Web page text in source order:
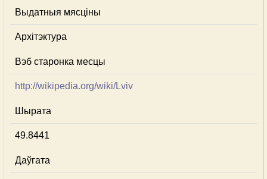
Выдатныя мясціны
Архітэктура
Вэб старонка месцы
http://wikipedia.org/wiki/Lviv
Шырата
49.8441
Даўгата